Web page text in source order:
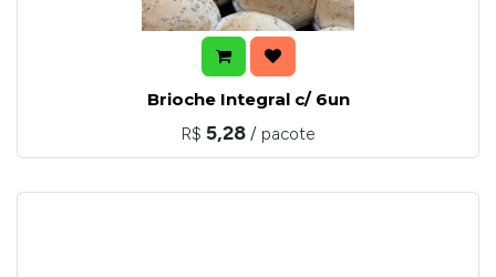
Brioche Integral c/ 6un
R$ 5,28 / pacote